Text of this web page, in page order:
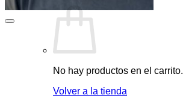
No hay productos en el carrito.
Volver a la tienda